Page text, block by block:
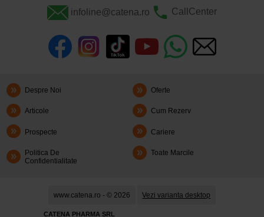
infoline@catena.ro CallCenter
Despre Noi Oferte
Articole Cum Rezerv
Prospecte Cariere
Politica De
Confidentialitate
Toate Marcile
www.catena.ro - © 2026 Vezi varianta desktop
CATENA PHARMA SRL